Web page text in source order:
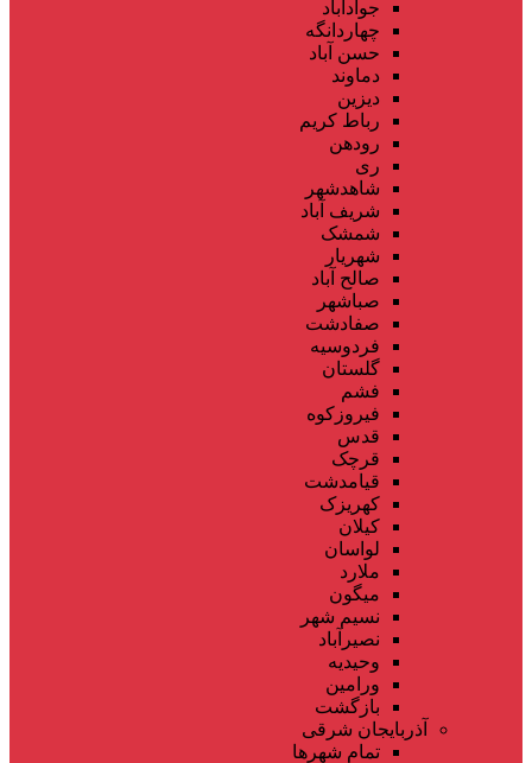
جوادآباد
چهاردانگه
حسن آباد
دماوند
دیزین
رباط کریم
رودهن
ری
شاهدشهر
شریف آباد
شمشک
شهریار
صالح آباد
صباشهر
صفادشت
فردوسیه
گلستان
فشم
فیروزکوه
قدس
قرچک
قیامدشت
کهریزک
کیلان
لواسان
ملارد
میگون
نسیم شهر
نصیرآباد
وحیدیه
ورامین
بازگشت
آذربایجان شرقی
تمام شهر‌ها